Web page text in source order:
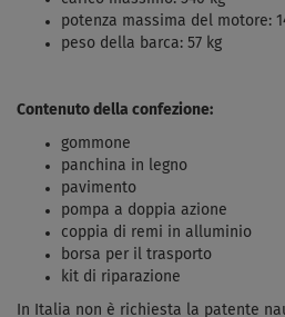
potenza massima del motore:
peso della barca: 57 kg
Contenuto della confezione:
gommone
panchina in legno
pavimento
pompa a doppia azione
coppia di remi in alluminio
borsa per il trasporto
kit di riparazione
In Italia non è richiesta la patente